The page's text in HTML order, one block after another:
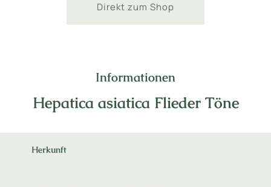
Direkt zum Shop
Informationen
Hepatica asiatica Flieder Töne
Herkunft